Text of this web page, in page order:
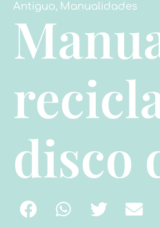
Antiguo, Manualidades
disco